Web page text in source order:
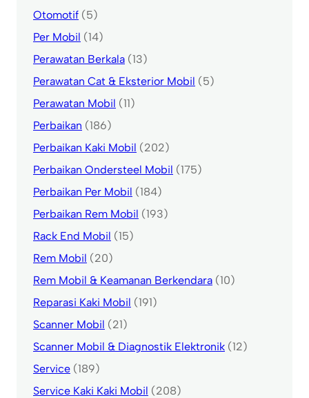
Otomotif (5)
Per Mobil (14)
Perawatan Berkala (13)
Perawatan Cat & Eksterior Mobil (5)
Perawatan Mobil (11)
Perbaikan (186)
Perbaikan Kaki Mobil (202)
Perbaikan Ondersteel Mobil (175)
Perbaikan Per Mobil (184)
Perbaikan Rem Mobil (193)
Rack End Mobil (15)
Rem Mobil (20)
Rem Mobil & Keamanan Berkendara (10)
Reparasi Kaki Mobil (191)
Scanner Mobil (21)
Scanner Mobil & Diagnostik Elektronik (12)
Service (189)
Service Kaki Kaki Mobil (208)